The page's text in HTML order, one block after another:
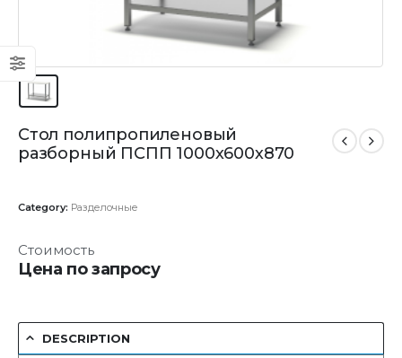
Стол полипропиленовый
разборный ПСПП 1000х600х870
Category: Разделочные
Стоимость
Цена по запросу
DESCRIPTION